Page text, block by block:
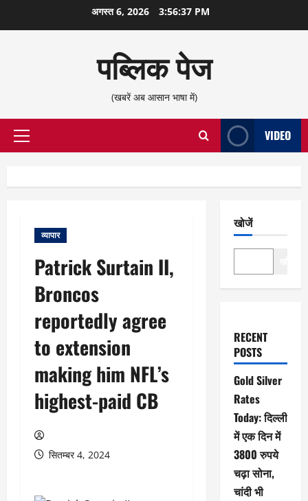
सामग्री
अगस्त 6, 2026 3:56:38 PM
पब्लिक पेज
(खबरें अब आसान भाषा में)
प्राथमिक
VIDEO
व्यापार
Patrick Surtain II,
Broncos
reportedly agree
to extension
making him NFL’s
highest-paid CB
सितम्बर 4, 2024
खोजें
RECENT
POSTS
Gold Silver
Rates
Today: दिल्ली
में एक दिन में
3800 रुपये
चढ़ा सोना,
चांदी भी